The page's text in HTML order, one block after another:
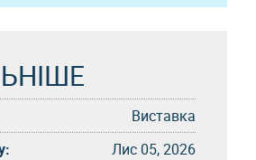
Виставка
Лис 05, 2026